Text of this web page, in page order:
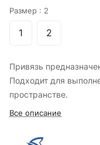
Размер : 2
1 2
Привязь
Подходит для
пространстве.
Все описание